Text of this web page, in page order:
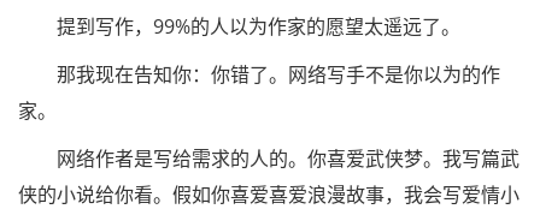
提到写作，99%的人以为作家的愿望太遥远了。
那我现在告知你：你错了。网络写手不是你以为的作
家。
网络作者是写给需求的人的。你喜爱武侠梦。我写篇武
侠的小说给你看。假如你喜爱喜爱浪漫故事，我会写爱情小